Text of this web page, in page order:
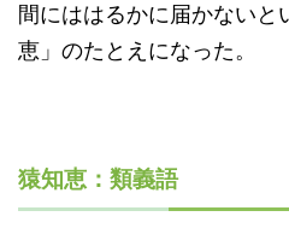
間にははるかに届かないと
恵」のたとえになった。
猿知恵：類義語